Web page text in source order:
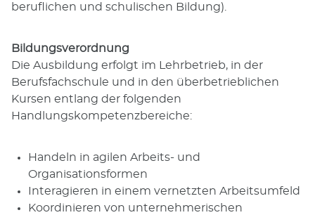
beruflichen und schulischen Bildung).
Bildungsverordnung
Die Ausbildung erfolgt im Lehrbetrieb, in der
Berufsfachschule und in den überbetrieblichen
Kursen entlang der folgenden
Handlungskompetenzbereiche:
Handeln in agilen Arbeits- und
Organisationsformen
Interagieren in einem vernetzten Arbeitsumfeld
Koordinieren von unternehmerischen